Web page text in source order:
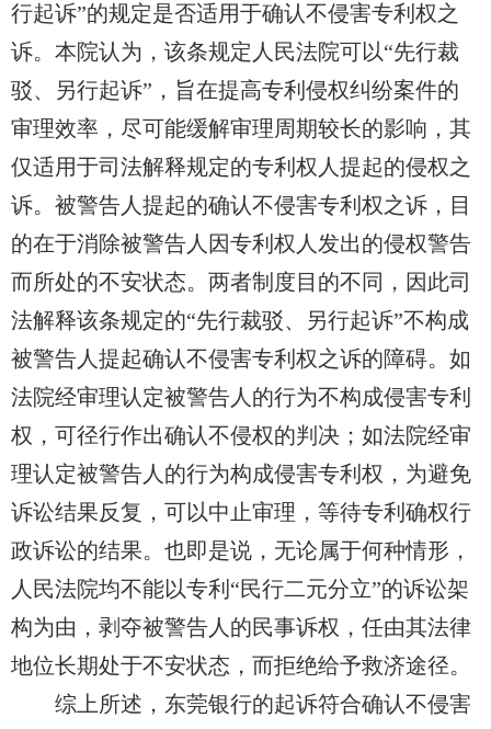
行起诉”的规定是否适用于确认不侵害专利权之
诉。本院认为，该条规定人民法院可以“先行裁
驳、另行起诉”，旨在提高专利侵权纠纷案件的
审理效率，尽可能缓解审理周期较长的影响，其
仅适用于司法解释规定的专利权人提起的侵权之
诉。被警告人提起的确认不侵害专利权之诉，目
的在于消除被警告人因专利权人发出的侵权警告
而所处的不安状态。两者制度目的不同，因此司
法解释该条规定的“先行裁驳、另行起诉”不构成
被警告人提起确认不侵害专利权之诉的障碍。如
法院经审理认定被警告人的行为不构成侵害专利
权，可径行作出确认不侵权的判决；如法院经审
理认定被警告人的行为构成侵害专利权，为避免
诉讼结果反复，可以中止审理，等待专利确权行
政诉讼的结果。也即是说，无论属于何种情形，
人民法院均不能以专利“民行二元分立”的诉讼架
构为由，剥夺被警告人的民事诉权，任由其法律
地位长期处于不安状态，而拒绝给予救济途径。
综上所述，东莞银行的起诉符合确认不侵害